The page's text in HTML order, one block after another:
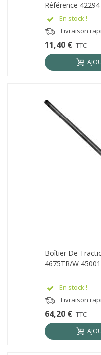
Référence
En stock !
Livraison
11,40 € TTC
Boîtier De
4675TR/W
En stock !
Livraison
64,20 € TTC